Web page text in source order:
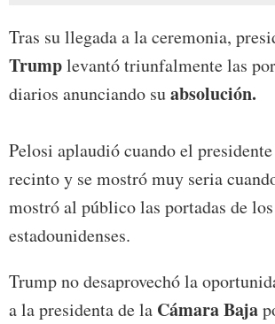
Tras su llegada a la ceremonia,
Trumplevantó triunfalmente las
diarios anunciando suabsolución.
Pelosi aplaudió cuando el
recinto y se mostró muy seria
mostró al público las portadas de
estadounidenses.
Trump no desaprovechó la
a la presidenta de la Cámara Baja